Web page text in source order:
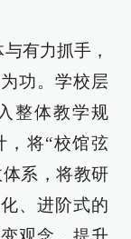
有力抓手，
功。学校层
整体教学规
，将“校馆弦
系，将教研
、进阶式的